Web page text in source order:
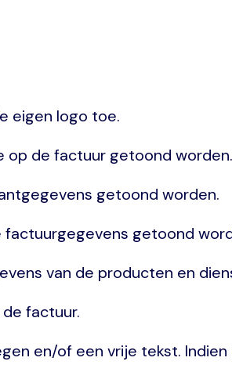
eigen logo toe.
op de factuur getoond worden.
getoond worden.
factuurgegevens getoond
van de producten en
factuur.
en/of een vrije tekst.